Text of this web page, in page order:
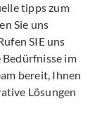
tipps zum
Sie uns
SIE uns
Bedürfnisse im
bereit, Ihnen
Lösungen